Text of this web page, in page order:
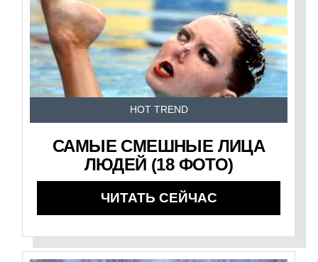
HOT TREND
САМЫЕ СМЕШНЫЕ ЛИЦА
ЛЮДЕЙ (18 ФОТО)
ЧИТАТЬ СЕЙЧАС